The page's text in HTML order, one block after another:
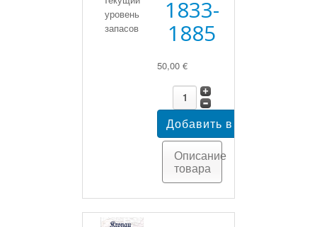
уровень
запасов
1833-
1885
50,00 €
Описание
товара